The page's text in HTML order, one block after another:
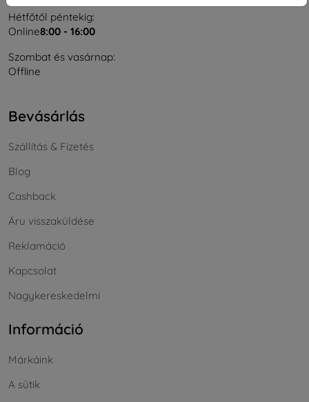
Hétfőtől péntekig:
Online8:00 - 16:00
Szombat és vasárnap:
Offline
Bevásárlás
Szállítás & Fizetés
Blog
Cashback
Áru visszaküldése
Reklamáció
Kapcsolat
Nagykereskedelmi
Információ
Márkáink
A sütik